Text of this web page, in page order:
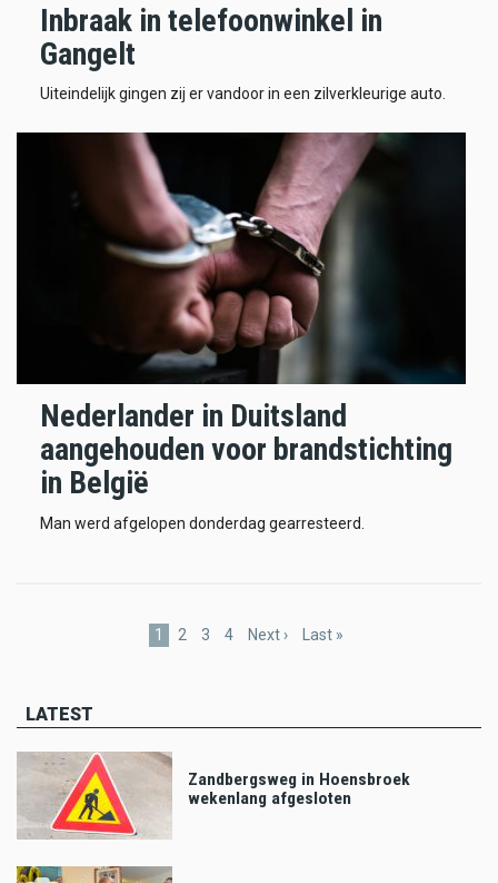
Inbraak in telefoonwinkel in
Gangelt
Uiteindelijk gingen zij er vandoor in een zilverkleurige auto.
Nederlander in Duitsland
aangehouden voor brandstichting
in België
Man werd afgelopen donderdag gearresteerd.
Current
1 Page
2 Page
3 Page
4
Next
Next ›
Last
Last »
LATEST
Zandbergsweg in Hoensbroek
wekenlang afgesloten